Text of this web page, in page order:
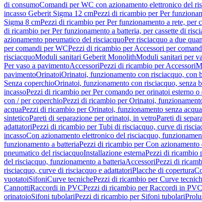
di consumoComandi per WC con azionamento elettronico del
incasso Geberit Sigma 12 cmPezzi di ricambio per Per
Sigma 8 cmPezzi di ricambio per Per funzionamento a rete, per
di ricambio per Per funzionamento a batteria, per cassette di
azionamento pneumatico del risciacquoPer risciacquo a due
per comandi per WCPezzi di ricambio per Accessori per
risciacquoModuli sanitari Geberit MonolithModuli sanitari per
Per vaso a pavimentoAccessoriPezzi di ricambio per Accessori
pavimentoOrinatoiOrinatoi, funzionamento con risciacquo, con
Senza coperchioOrinatoi, funzionamento con risciacquo, senza
incassoPezzi di ricambio per Per comando per orinatoi esterno o
con / per coperchioPezzi di ricambio per Orinatoi,
acquaPezzi di ricambio per Orinatoi, funzionamento senza acqua
sinteticoPareti di separazione per orinatoi, in vetroPareti di
adattatoriPezzi di ricambio per Tubi di risciacquo, curve di
incassoCon azionamento elettronico del risciacquo,
funzionamento a batteriaPezzi di ricambio per Con
pneumatico del risciacquoInstallazione esternaPezzi di ricambio
del risciacquo, funzionamento a batteriaAccessoriPezzi di
risciacquo, curve di risciacquo e adattatoriPlacche di copertura
vuotatoiSifoniCurve tecnichePezzi di ricambio per Curve
CannottiRaccordi in PVCPezzi di ricambio per Raccordi in PVC
orinatoioSifoni tubolariPezzi di ricambio per Sifoni tubolari